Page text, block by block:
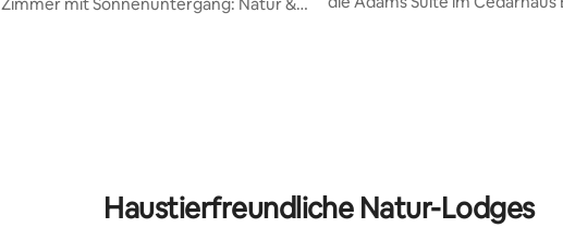
Haustierfreundliche Natur-Lodges